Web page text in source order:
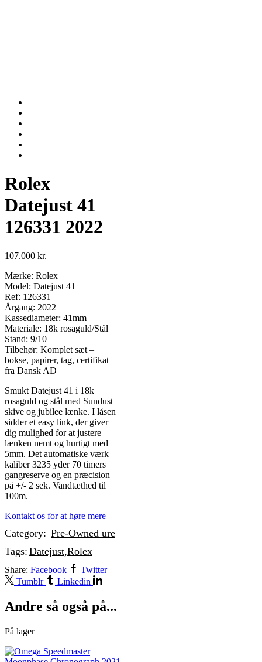
Rolex
Datejust 41
126331 2022
107.000 kr.
Mærke: Rolex
Model: Datejust 41
Ref: 126331
Årgang: 2022
Kassediameter: 41mm
Materiale: 18k rosaguld/Stål
Stand: 9/10
Tilbehør: Komplet sæt –
bokse, papirer, tag, certifikat
fra Dansk AD
Smukt Datejust 41 i 18k
rosaguld og stål med Sundust
skive og jubilee lænke. I låsen
sidder et easy link, der giver
dig mulighed for at justere
lænken nemt og hurtigt med
5mm. Det automatiske værk
kaliber 3235 yder 70 timers
gangreserve og en præcision
på +/- 2 sek. Vandtæthed til
100m.
Kontakt os for at høre mere
Category: Pre-Owned ure
Tags: Datejust,Rolex
Share: Facebook
Twitter
Tumblr
Linkedin
Andre så også på...
På lager